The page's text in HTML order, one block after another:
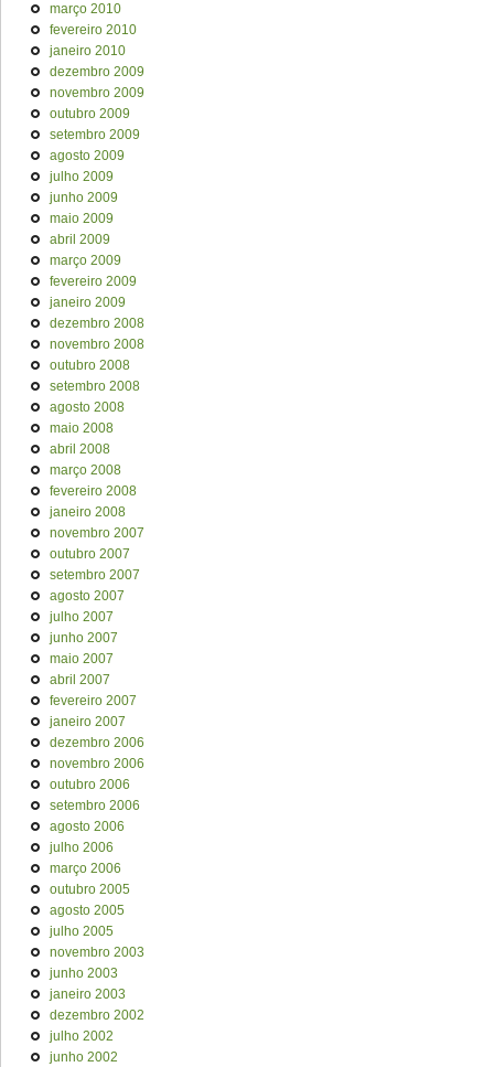
março 2010
fevereiro 2010
janeiro 2010
dezembro 2009
novembro 2009
outubro 2009
setembro 2009
agosto 2009
julho 2009
junho 2009
maio 2009
abril 2009
março 2009
fevereiro 2009
janeiro 2009
dezembro 2008
novembro 2008
outubro 2008
setembro 2008
agosto 2008
maio 2008
abril 2008
março 2008
fevereiro 2008
janeiro 2008
novembro 2007
outubro 2007
setembro 2007
agosto 2007
julho 2007
junho 2007
maio 2007
abril 2007
fevereiro 2007
janeiro 2007
dezembro 2006
novembro 2006
outubro 2006
setembro 2006
agosto 2006
julho 2006
março 2006
outubro 2005
agosto 2005
julho 2005
novembro 2003
junho 2003
janeiro 2003
dezembro 2002
julho 2002
junho 2002